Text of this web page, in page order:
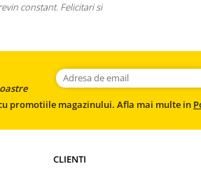
constant. Felicitari si
promotiile magazinului. Afla mai multe in
CLIENTI